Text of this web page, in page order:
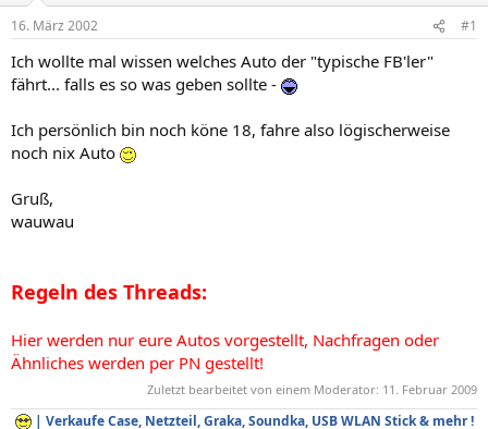
16. März 2002 #1
Ich wollte mal wissen welches Auto der "typische FB'ler"
fährt... falls es so was geben sollte -
Ich persönlich bin noch köne 18, fahre also lögischerweise
noch nix Auto
Gruß,
wauwau
Regeln des Threads:
Hier werden nur eure Autos vorgestellt, Nachfragen oder
Ähnliches werden per PN gestellt!
Zuletzt bearbeitet von einem Moderator: 11. Februar 2009
| Verkaufe Case, Netzteil, Graka, Soundka, USB WLAN Stick & mehr !